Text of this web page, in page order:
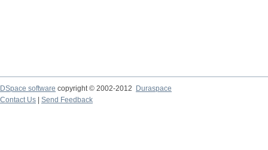
DSpace software copyright © 2002-2012
Duraspace
Contact Us
Send Feedback